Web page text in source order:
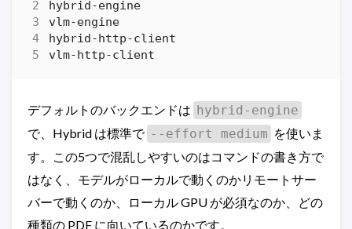
デフォルトのバックエンドは hybrid-engine
で、Hybrid は標準で --effort medium を使いま
す。この5つで混乱しやすいのはコマンドの書き方で
はなく、モデルがローカルで動くのかリモートサー
バーで動くのか、ローカル GPU が必須なのか、どの
種類の PDF に向いているのかです。